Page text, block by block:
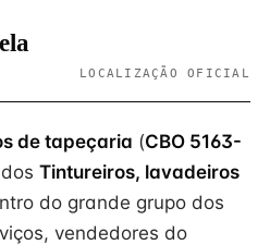
LOCALIZAÇÃO OFICIAL
de tapeçaria (CBO 5163-
Tintureiros, lavadeiros
do grande grupo dos
vendedores do